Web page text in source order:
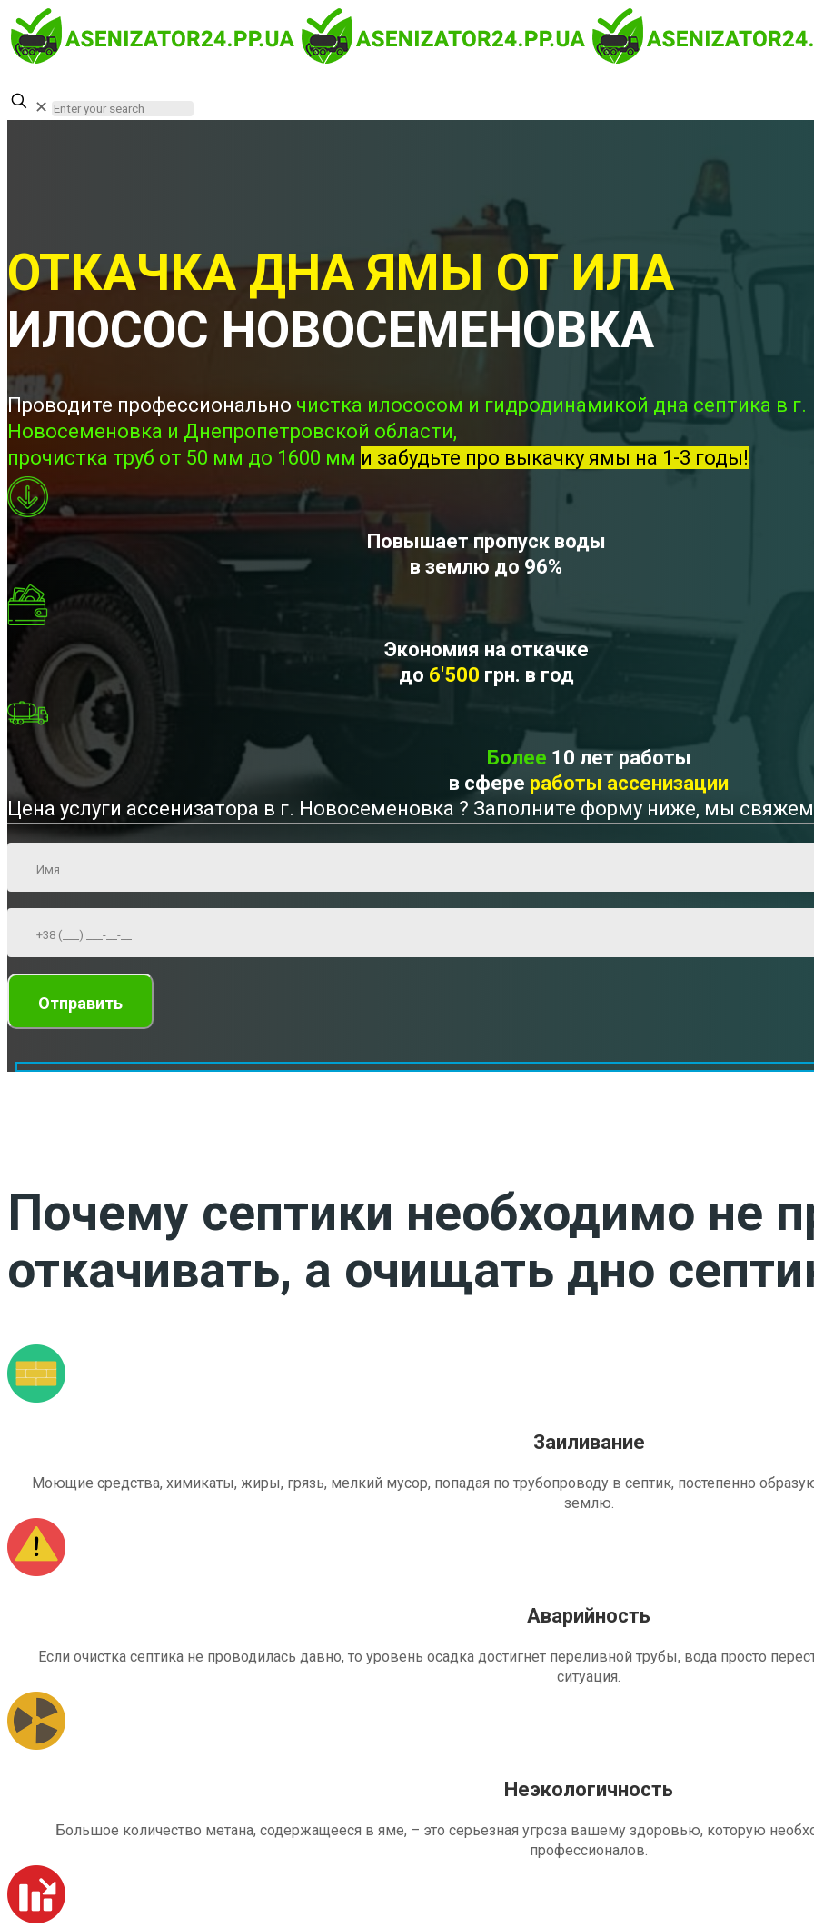
✕
ОТКАЧКА ДНА ЯМЫ ОТ ИЛА
ИЛОСОС НОВОСЕМЕНОВКА
Проводите профессионально чистка илососом и гидродинамикой дна септика в г.
Новосеменовка и Днепропетровской области,
прочистка труб от 50 мм до 1600 мм и забудьте про выкачку ямы на 1-3 годы!
Повышает пропуск воды
в землю до 96%
Экономия на откачке
до 6'500 грн. в год
Более 10 лет работы
в сфере работы ассенизации
Цена услуги ассенизатора в г. Новосеменовка ? Заполните форму ниже, мы
Почему септики необходимо не
откачивать, а очищать дно
Заиливание
Моющие средства, химикаты, жиры, грязь, мелкий мусор, попадая по трубопроводу в септик, постепенно
землю.
Аварийность
Если очистка септика не проводилась давно, то уровень осадка достигнет переливной трубы, вода просто
ситуация.
Неэкологичность
Большое количество метана, содержащееся в яме, – это серьезная угроза вашему здоровью, которую
профессионалов.